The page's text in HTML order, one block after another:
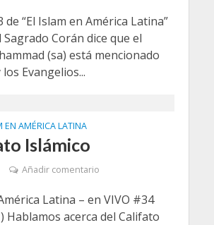
de “El Islam en América Latina”
Sagrado Corán dice que el
(sa) está mencionado
Evangelios...
EN AMÉRICA LATINA
Islámico
Añadir comentario
Latina – en VIVO #34
Hablamos acerca del Califato